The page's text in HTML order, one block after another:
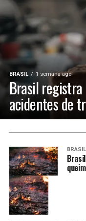
BRASIL 1 semana ago
Brasil registra
acidentes de
BRASIL